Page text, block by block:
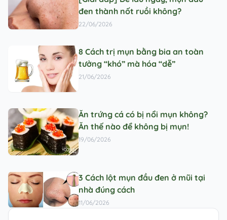
đen thành nốt ruồi không?
22/06/2026
8 Cách trị mụn bằng bia an toàn
tưởng “khó” mà hóa “dễ”
21/06/2026
Ăn trứng cá có bị nổi mụn không?
Ăn thế nào để không bị mụn!
19/06/2026
3 Cách lột mụn đầu đen ở mũi tại
nhà đúng cách
11/06/2026